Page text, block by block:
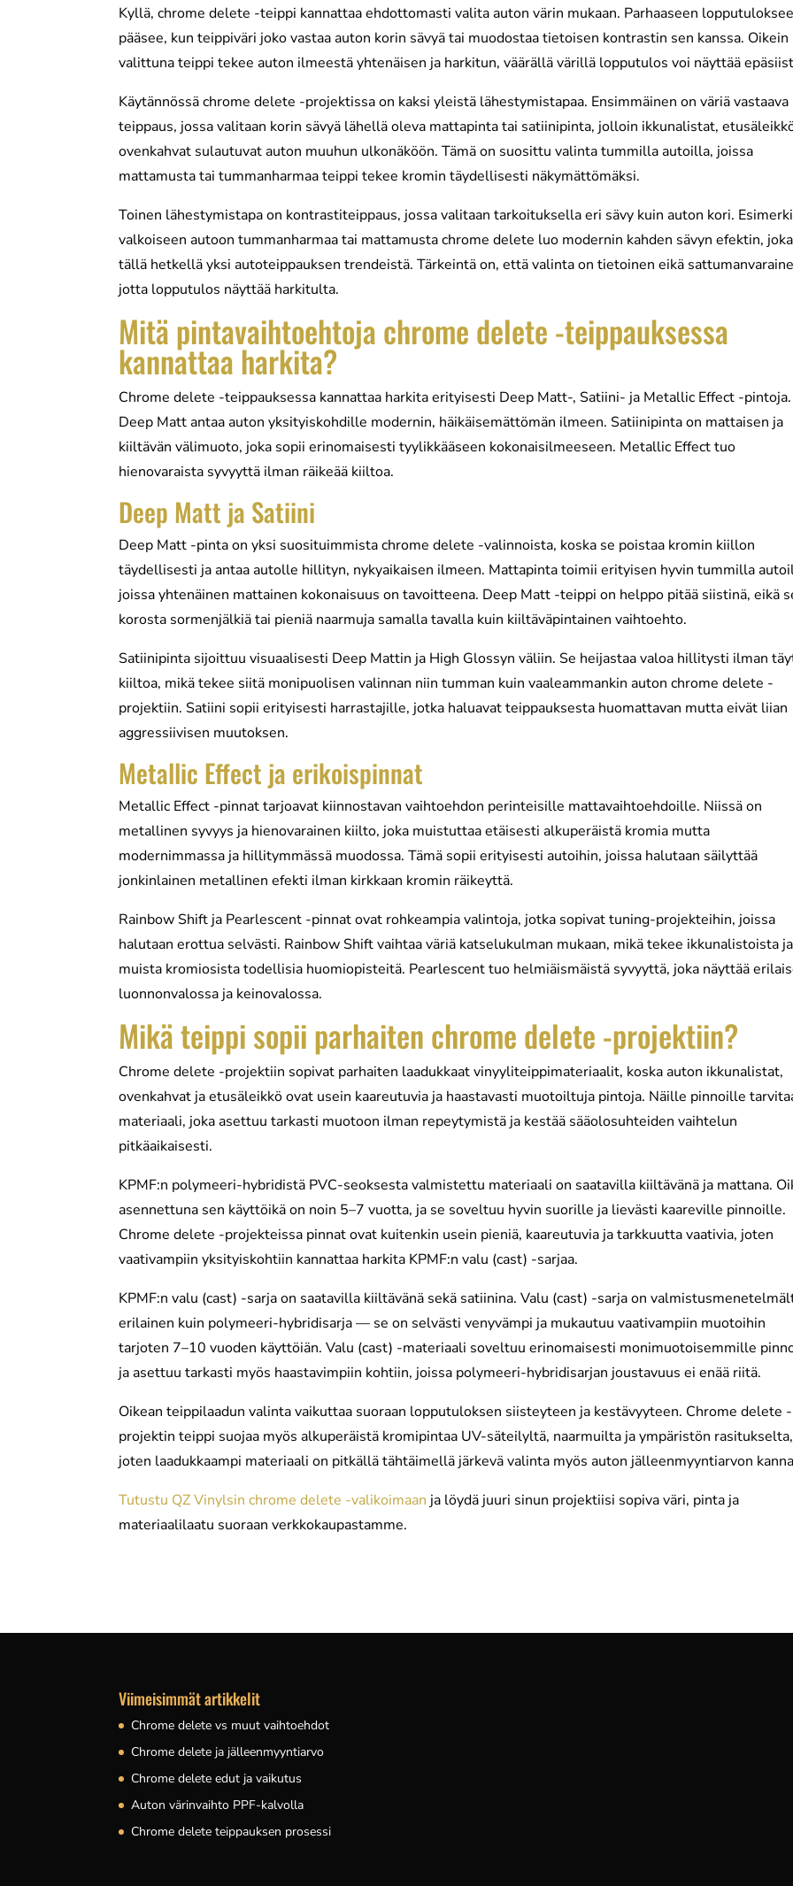
Kyllä, chrome delete -teippi kannattaa ehdottomasti valita auton värin mukaan. Parhaaseen
pääsee, kun teippiväri joko vastaa auton korin sävyä tai muodostaa tietoisen kontrastin sen kanssa. Oikein
valittuna teippi tekee auton ilmeestä yhtenäisen ja harkitun, väärällä värillä lopputulos voi näyttää
Käytännössä chrome delete -projektissa on kaksi yleistä lähestymistapaa. Ensimmäinen on väriä vastaava
teippaus, jossa valitaan korin sävyä lähellä oleva mattapinta tai satiinipinta, jolloin ikkunalistat,
ovenkahvat sulautuvat auton muuhun ulkonäköön. Tämä on suosittu valinta tummilla autoilla, joissa
mattamusta tai tummanharmaa teippi tekee kromin täydellisesti näkymättömäksi.
Toinen lähestymistapa on kontrastiteippaus, jossa valitaan tarkoituksella eri sävy kuin auton kori.
valkoiseen autoon tummanharmaa tai mattamusta chrome delete luo modernin kahden sävyn efektin,
tällä hetkellä yksi autoteippauksen trendeistä. Tärkeintä on, että valinta on tietoinen eikä
jotta lopputulos näyttää harkitulta.
Mitä pintavaihtoehtoja chrome delete -teippauksessa
kannattaa harkita?
Chrome delete -teippauksessa kannattaa harkita erityisesti Deep Matt-, Satiini- ja Metallic Effect -pintoja.
Deep Matt antaa auton yksityiskohdille modernin, häikäisemättömän ilmeen. Satiinipinta on mattaisen ja
kiiltävän välimuoto, joka sopii erinomaisesti tyylikkääseen kokonaisilmeeseen. Metallic Effect tuo
hienovaraista syvyyttä ilman räikeää kiiltoa.
Deep Matt ja Satiini
Deep Matt -pinta on yksi suosituimmista chrome delete -valinnoista, koska se poistaa kromin kiillon
täydellisesti ja antaa autolle hillityn, nykyaikaisen ilmeen. Mattapinta toimii erityisen hyvin tummilla
joissa yhtenäinen mattainen kokonaisuus on tavoitteena. Deep Matt -teippi on helppo pitää siistinä, eikä
korosta sormenjälkiä tai pieniä naarmuja samalla tavalla kuin kiiltäväpintainen vaihtoehto.
Satiinipinta sijoittuu visuaalisesti Deep Mattin ja High Glossyn väliin. Se heijastaa valoa hillitysti ilman
kiiltoa, mikä tekee siitä monipuolisen valinnan niin tumman kuin vaaleammankin auton chrome delete -
projektiin. Satiini sopii erityisesti harrastajille, jotka haluavat teippauksesta huomattavan mutta eivät liian
aggressiivisen muutoksen.
Metallic Effect ja erikoispinnat
Metallic Effect -pinnat tarjoavat kiinnostavan vaihtoehdon perinteisille mattavaihtoehdoille. Niissä on
metallinen syvyys ja hienovarainen kiilto, joka muistuttaa etäisesti alkuperäistä kromia mutta
modernimmassa ja hillitymmässä muodossa. Tämä sopii erityisesti autoihin, joissa halutaan säilyttää
jonkinlainen metallinen efekti ilman kirkkaan kromin räikeyttä.
Rainbow Shift ja Pearlescent -pinnat ovat rohkeampia valintoja, jotka sopivat tuning-projekteihin, joissa
halutaan erottua selvästi. Rainbow Shift vaihtaa väriä katselukulman mukaan, mikä tekee ikkunalistoista ja
muista kromiosista todellisia huomiopisteitä. Pearlescent tuo helmiäismäistä syvyyttä, joka näyttää
luonnonvalossa ja keinovalossa.
Mikä teippi sopii parhaiten chrome delete -projektiin?
Chrome delete -projektiin sopivat parhaiten laadukkaat vinyyliteippimateriaalit, koska auton ikkunalistat,
ovenkahvat ja etusäleikkö ovat usein kaareutuvia ja haastavasti muotoiltuja pintoja. Näille pinnoille
materiaali, joka asettuu tarkasti muotoon ilman repeytymistä ja kestää sääolosuhteiden vaihtelun
pitkäaikaisesti.
KPMF:n polymeeri-hybridistä PVC-seoksesta valmistettu materiaali on saatavilla kiiltävänä ja mattana.
asennettuna sen käyttöikä on noin 5–7 vuotta, ja se soveltuu hyvin suorille ja lievästi kaareville pinnoille.
Chrome delete -projekteissa pinnat ovat kuitenkin usein pieniä, kaareutuvia ja tarkkuutta vaativia, joten
vaativampiin yksityiskohtiin kannattaa harkita KPMF:n valu (cast) -sarjaa.
KPMF:n valu (cast) -sarja on saatavilla kiiltävänä sekä satiinina. Valu (cast) -sarja on
erilainen kuin polymeeri-hybridisarja — se on selvästi venyvämpi ja mukautuu vaativampiin muotoihin
tarjoten 7–10 vuoden käyttöiän. Valu (cast) -materiaali soveltuu erinomaisesti monimuotoisemmille
ja asettuu tarkasti myös haastavimpiin kohtiin, joissa polymeeri-hybridisarjan joustavuus ei enää riitä.
Oikean teippilaadun valinta vaikuttaa suoraan lopputuloksen siisteyteen ja kestävyyteen. Chrome delete -
projektin teippi suojaa myös alkuperäistä kromipintaa UV-säteilyltä, naarmuilta ja ympäristön rasitukselta,
joten laadukkaampi materiaali on pitkällä tähtäimellä järkevä valinta myös auton jälleenmyyntiarvon
Tutustu QZ Vinylsin chrome delete -valikoimaan ja löydä juuri sinun projektiisi sopiva väri, pinta ja
materiaalilaatu suoraan verkkokaupastamme.
Viimeisimmät artikkelit
Chrome delete vs muut vaihtoehdot
Chrome delete ja jälleenmyyntiarvo
Chrome delete edut ja vaikutus
Auton värinvaihto PPF-kalvolla
Chrome delete teippauksen prosessi